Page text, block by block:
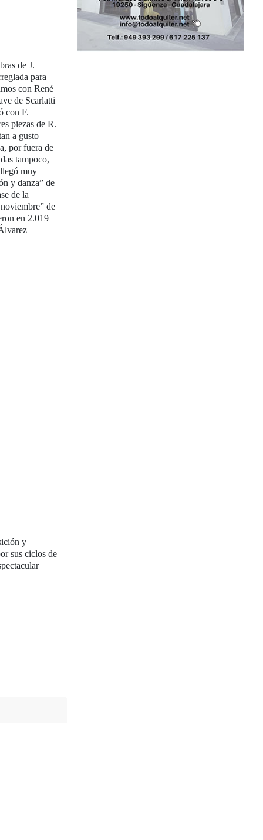
de J.
para
con René
de Scarlatti
con F.
piezas de R.
a gusto
por fuera de
tampoco,
muy
y danza” de
de la
de
en 2.019
y
sus ciclos de